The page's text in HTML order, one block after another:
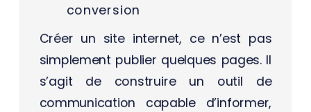
conversion
Créer un site internet, ce n’est pas
simplement publier quelques pages. Il
s’agit de construire un outil de
communication capable d’informer,